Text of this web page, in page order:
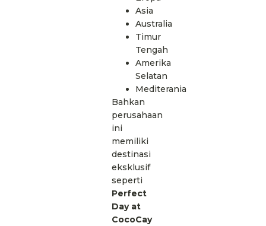
Asia
Australia
Timur
Tengah
Amerika
Selatan
Mediterania
Bahkan
perusahaan
ini
memiliki
destinasi
eksklusif
seperti
Perfect
Day at
CocoCay